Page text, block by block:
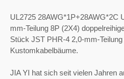
UL2725 28AWG*1P+28AWG*2C
mm-Teilung 8P (2X4)
Stück JST PHR-4 2,0-mm-
Kustomkabelbäume.
JIA YI hat sich seit vielen Jahren